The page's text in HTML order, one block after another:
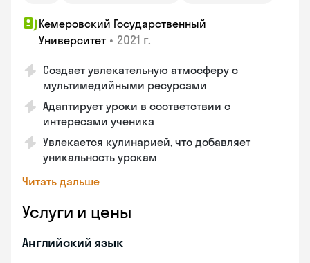
Кемеровский Государственный
Университет • 2021 г.
Создает увлекательную атмосферу с
мультимедийными ресурсами
Адаптирует уроки в соответствии с
интересами ученика
Увлекается кулинарией, что добавляет
уникальность урокам
Читать дальше
Услуги и цены
Английский язык